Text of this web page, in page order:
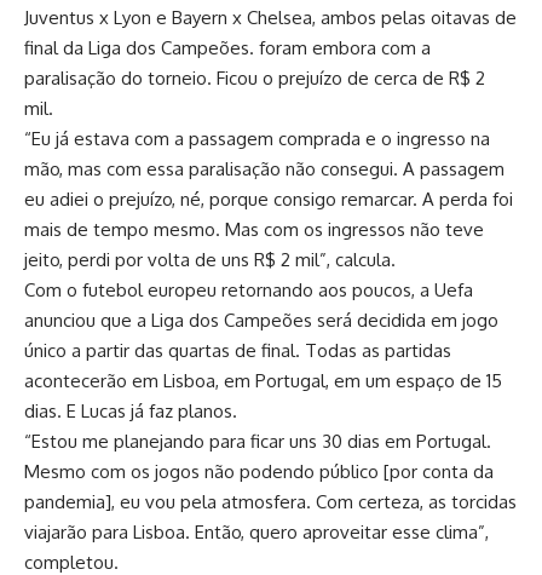
Juventus x Lyon e Bayern x Chelsea, ambos pelas oitavas de
final da Liga dos Campeões. foram embora com a
paralisação do torneio. Ficou o prejuízo de cerca de R$ 2
mil.
“Eu já estava com a passagem comprada e o ingresso na
mão, mas com essa paralisação não consegui. A passagem
eu adiei o prejuízo, né, porque consigo remarcar. A perda foi
mais de tempo mesmo. Mas com os ingressos não teve
jeito, perdi por volta de uns R$ 2 mil”, calcula.
Com o futebol europeu retornando aos poucos, a Uefa
anunciou que a Liga dos Campeões será decidida em jogo
único a partir das quartas de final. Todas as partidas
acontecerão em Lisboa, em Portugal, em um espaço de 15
dias. E Lucas já faz planos.
“Estou me planejando para ficar uns 30 dias em Portugal.
Mesmo com os jogos não podendo público [por conta da
pandemia], eu vou pela atmosfera. Com certeza, as torcidas
viajarão para Lisboa. Então, quero aproveitar esse clima”,
completou.